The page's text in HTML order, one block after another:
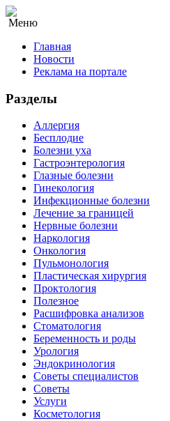
Меню
Главная
Новости
Реклама на портале
Разделы
Аллергия
Бесплодие
Болезни уха
Гастроэнтерология
Глазные болезни
Гинекология
Инфекционные болезни
Лечение за границей
Нервные болезни
Наркология
Онкология
Пульмонология
Пластическая хирургия
Проктология
Полезное
Расшифровка анализов
Стоматология
Беременность и роды
Урология
Эндокринология
Советы специалистов
Советы
Услуги
Косметология